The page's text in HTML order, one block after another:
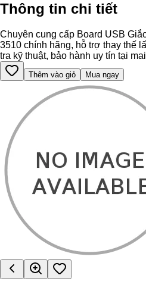
Thông tin chi tiết
Chuyên cung cấp Board USB
3510 chính hãng, hỗ trợ thay thế
tra kỹ thuật, bảo hành uy tín tại
Thêm vào giỏ Mua ngay